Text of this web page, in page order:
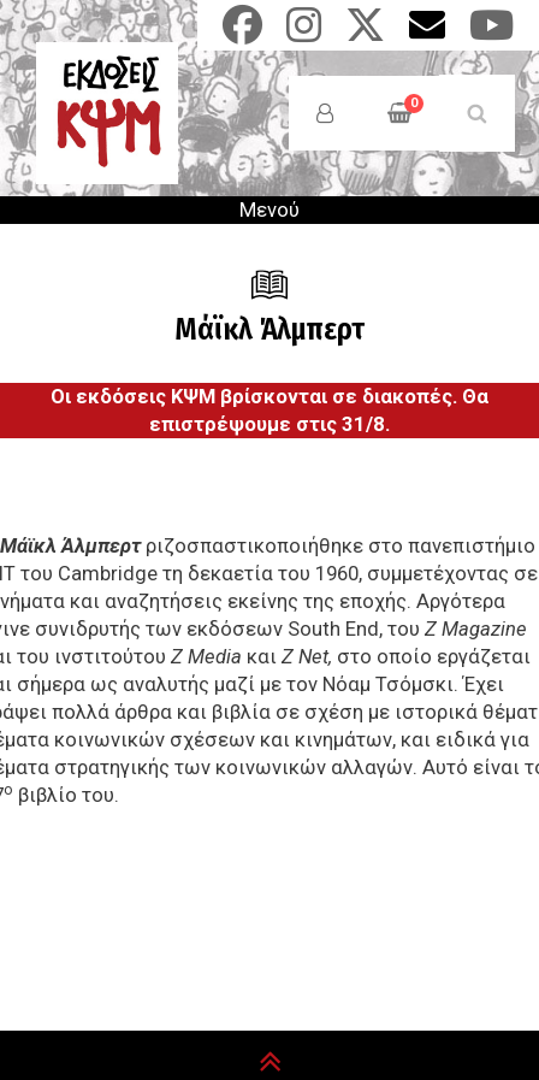
Παράκαμψη
προς
το
κυρίως
περιεχόμενο
Anonymous
Users
Menu
0
Μενού
Μάϊκλ Άλμπερτ
Οι εκδόσεις ΚΨΜ βρίσκονται σε διακοπές. Θα
επιστρέψουμε στις 31/8.
Άλμπερτριζοσπαστικοποιήθηκε στο πανεπιστήμιο
του Cambridge τη δεκαετία του 1960, συμμετέχοντας σε
και αναζητήσεις εκείνης της εποχής. Αργότερα
συνιδρυτής των εκδόσεων South End, του Z Magazine
του ινστιτούτου Z Media και Z Net, στο οποίο εργάζεται
σήμερα ως αναλυτής μαζί με τον Νόαμ Τσόμσκι. Έχει
πολλά άρθρα και βιβλία σε σχέση με ιστορικά
κοινωνικών σχέσεων και κινημάτων, και ειδικά για
στρατηγικής των κοινωνικών αλλαγών. Αυτό είναι
ο βιβλίο του.